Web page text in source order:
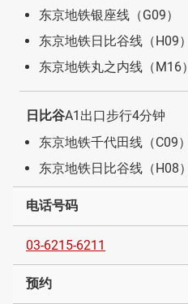
东京地铁银座线（G09）
东京地铁日比谷线（H09）
东京地铁丸之内线（M16）
日比谷A1出口步行4分钟
东京地铁千代田线（C09）
东京地铁日比谷线（H08）
电话号码
03-6215-6211
预约